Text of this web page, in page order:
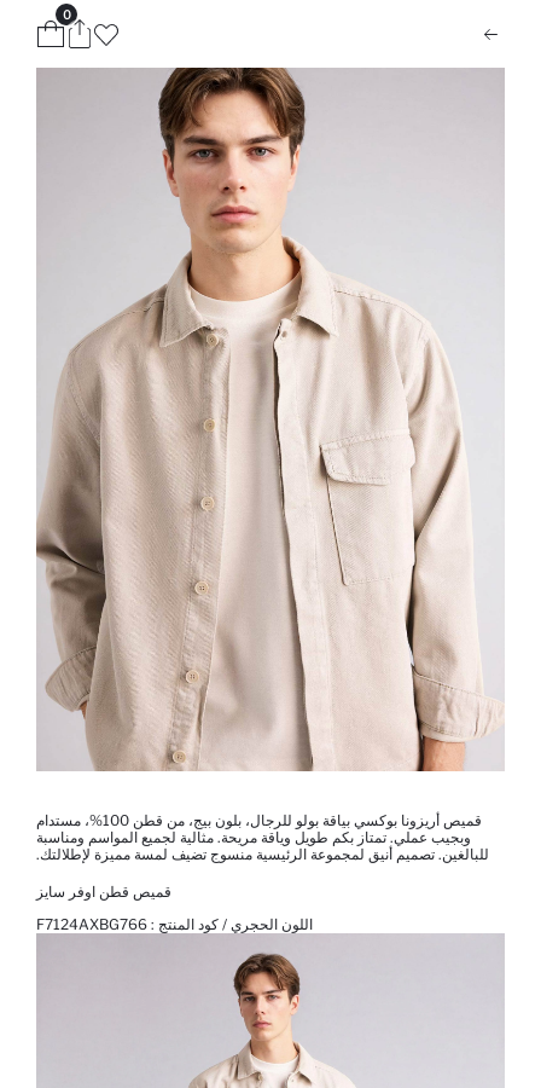
0
قميص أريزونا بوكسي بياقة بولو للرجال، بلون بيج، من قطن 100%، مستدام
وبجيب عملي. تمتاز بكم طويل وياقة مريحة. مثالية لجميع المواسم ومناسبة
للبالغين. تصميم أنيق لمجموعة الرئيسية منسوج تضيف لمسة مميزة لإطلالتك.
قميص قطن اوفر سايز
اللون الحجري / كود المنتج : F7124AXBG766